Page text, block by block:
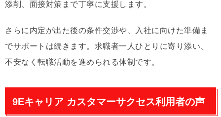
添削、面接対策まで丁寧に支援します。
さらに内定が出た後の条件交渉や、入社に向けた準備ま
でサポートは続きます。求職者一人ひとりに寄り添い、
不安なく転職活動を進められる体制です。
9Eキャリア カスタマーサクセス利用者の声